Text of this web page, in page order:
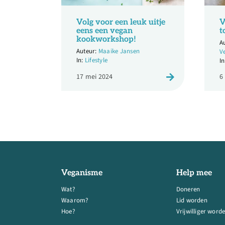
Volg voor een leuk uitje
eens een vegan
kookworkshop!
Maaike Jansen
Lifestyle
17 mei 2024 6
Veganisme
Wat?
Waarom?
Hoe?
Help mee
Doneren
Lid worden
Vrijwilliger